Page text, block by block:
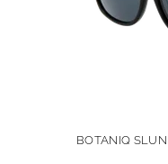
BOTANIQ